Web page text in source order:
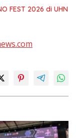
FEST 2026 di UHN